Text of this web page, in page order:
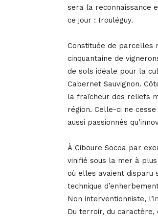
sera la reconnaissance
ce jour : Irouléguy.
Constituée de parcelles
cinquantaine de
de sols idéale pour la
Cabernet Sauvignon.
la fraîcheur des reliefs
région. Celle-ci ne
aussi passionnés
À Ciboure Socoa par
vinifié sous la mer à
où elles avaient disparu
technique
Non interventionniste,
Du terroir, du caractère,